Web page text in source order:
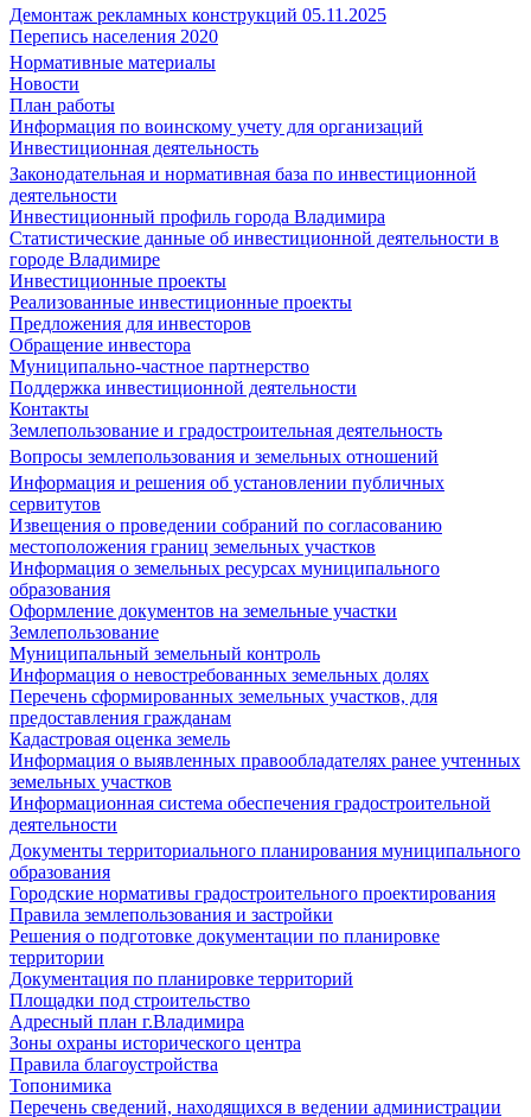
Демонтаж рекламных конструкций 05.11.2025
Перепись населения 2020
Нормативные материалы
Новости
План работы
Информация по воинскому учету для организаций
Инвестиционная деятельность
Законодательная и нормативная база по инвестиционной
деятельности
Инвестиционный профиль города Владимира
Статистические данные об инвестиционной деятельности в
городе Владимире
Инвестиционные проекты
Реализованные инвестиционные проекты
Предложения для инвесторов
Обращение инвестора
Муниципально-частное партнерство
Поддержка инвестиционной деятельности
Контакты
Землепользование и градостроительная деятельность
Вопросы землепользования и земельных отношений
Информация и решения об установлении публичных
сервитутов
Извещения о проведении собраний по согласованию
местоположения границ земельных участков
Информация о земельных ресурсах муниципального
образования
Оформление документов на земельные участки
Землепользование
Муниципальный земельный контроль
Информация о невостребованных земельных долях
Перечень сформированных земельных участков, для
предоставления гражданам
Кадастровая оценка земель
Информация о выявленных правообладателях ранее учтенных
земельных участков
Информационная система обеспечения градостроительной
деятельности
Документы территориального планирования муниципального
образования
Городские нормативы градостроительного проектирования
Правила землепользования и застройки
Решения о подготовке документации по планировке
территории
Документация по планировке территорий
Площадки под строительство
Адресный план г.Владимира
Зоны охраны исторического центра
Правила благоустройства
Топонимика
Перечень сведений, находящихся в ведении администрации